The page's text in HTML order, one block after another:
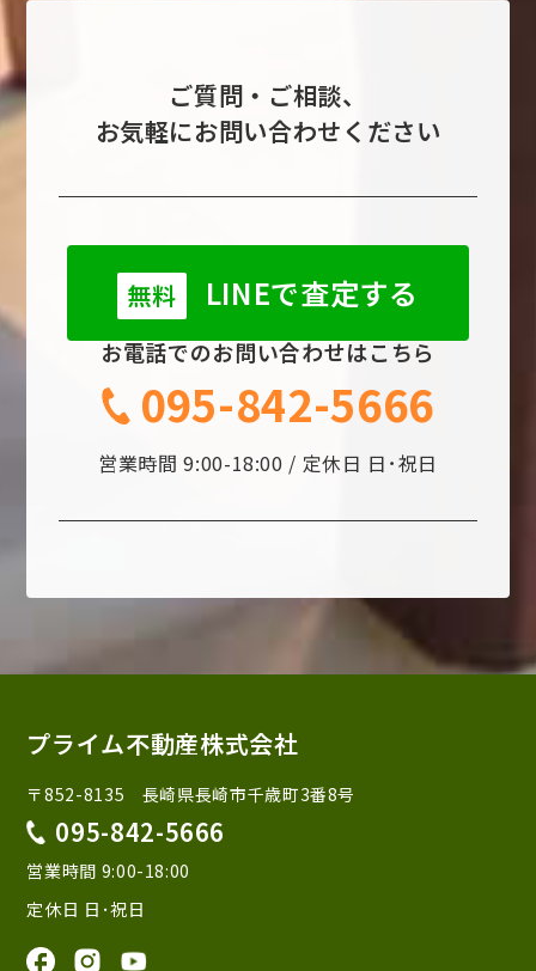
ご質問・ご相談、
お気軽にお問い合わせください
無料 LINEで査定する
お電話でのお問い合わせはこちら
095-842-5666
営業時間 9:00-18:00 / 定休日 日･祝日
プライム不動産株式会社
〒852-8135 長崎県長崎市千歳町3番8号
095-842-5666
営業時間 9:00-18:00
定休日 日･祝日